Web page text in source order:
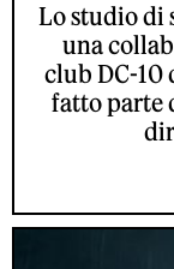
Lo studio di
una
club DC-10
fatto parte